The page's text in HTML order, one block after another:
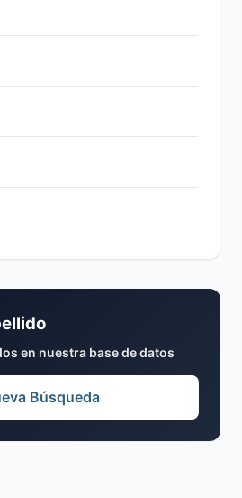
en nuestra base de datos
Búsqueda